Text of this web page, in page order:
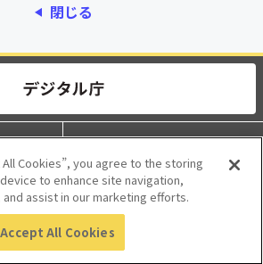
閉じる
個人情報保護
アクセシビリティ
of Japan.
Cookies”, you agree to the storing
to enhance site navigation,
assist in our marketing efforts.
Accept All Cookies